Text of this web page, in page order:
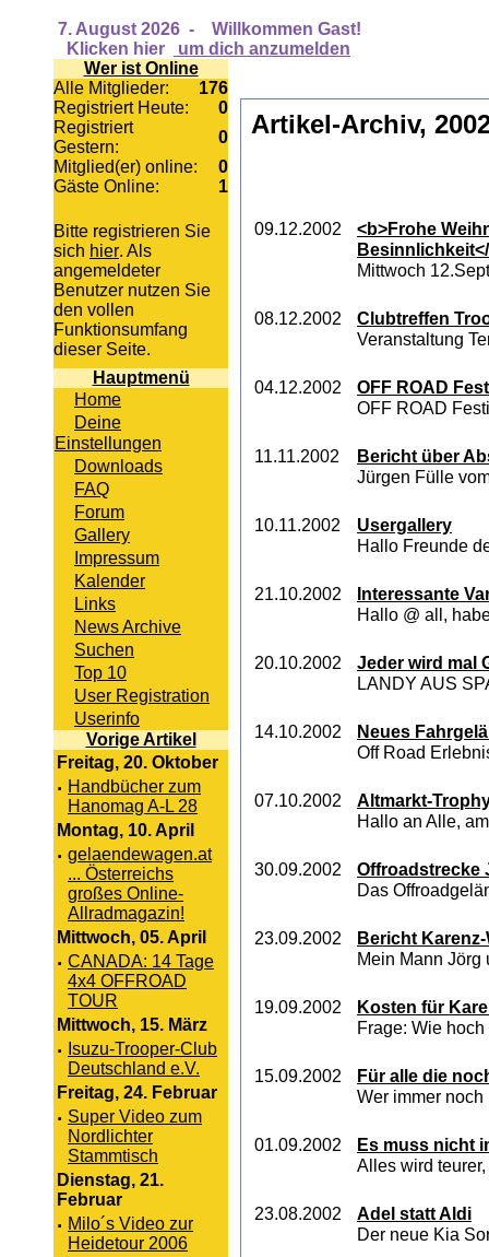
7. August 2026 -
Willkommen Gast!
Klicken hier
um dich anzumelden
Wer ist Online
Alle Mitglieder:
176
Registriert Heute:
0
Registriert
Gestern:
0
Mitglied(er) online:
0
Gäste Online:
1
Bitte registrieren Sie
sich hier. Als
angemeldeter
Benutzer nutzen Sie
den vollen
Funktionsumfang
dieser Seite.
Hauptmenü
Home
Deine
Einstellungen
Downloads
FAQ
Forum
Gallery
Impressum
Kalender
Links
News Archive
Suchen
Top 10
User Registration
Userinfo
Vorige Artikel
Freitag, 20. Oktober
· Handbücher zum
Hanomag A-L 28
Montag, 10. April
· gelaendewagen.at
... Österreichs
großes Online-
Allradmagazin!
Mittwoch, 05. April
· CANADA: 14 Tage
4x4 OFFROAD
TOUR
Mittwoch, 15. März
· Isuzu-Trooper-Club
Deutschland e.V.
Freitag, 24. Februar
· Super Video zum
Nordlichter
Stammtisch
Dienstag, 21.
Februar
· Milo´s Video zur
Heidetour 2006
Artikel-Archiv,
09.12.2002
<b>Frohe
Mittwoch
08.12.2002
Clubtreffen
Veranstaltung
04.12.2002
OFF ROAD
OFF ROAD
11.11.2002
Bericht über
Jürgen Fülle
10.11.2002
Usergallery
Hallo Freunde
21.10.2002
Interessante
Hallo @ all,
20.10.2002
Jeder wird mal
LANDY AUS
14.10.2002
Neues
Off Road
07.10.2002
Altmarkt-
Hallo an Alle,
30.09.2002
Offroadstrecke
Das
23.09.2002
Bericht
Mein Mann Jörg
19.09.2002
Kosten für
Frage: Wie
15.09.2002
Für alle die
Wer immer
01.09.2002
Es muss nicht
Alles wird
23.08.2002
Adel statt Aldi
Der neue Kia